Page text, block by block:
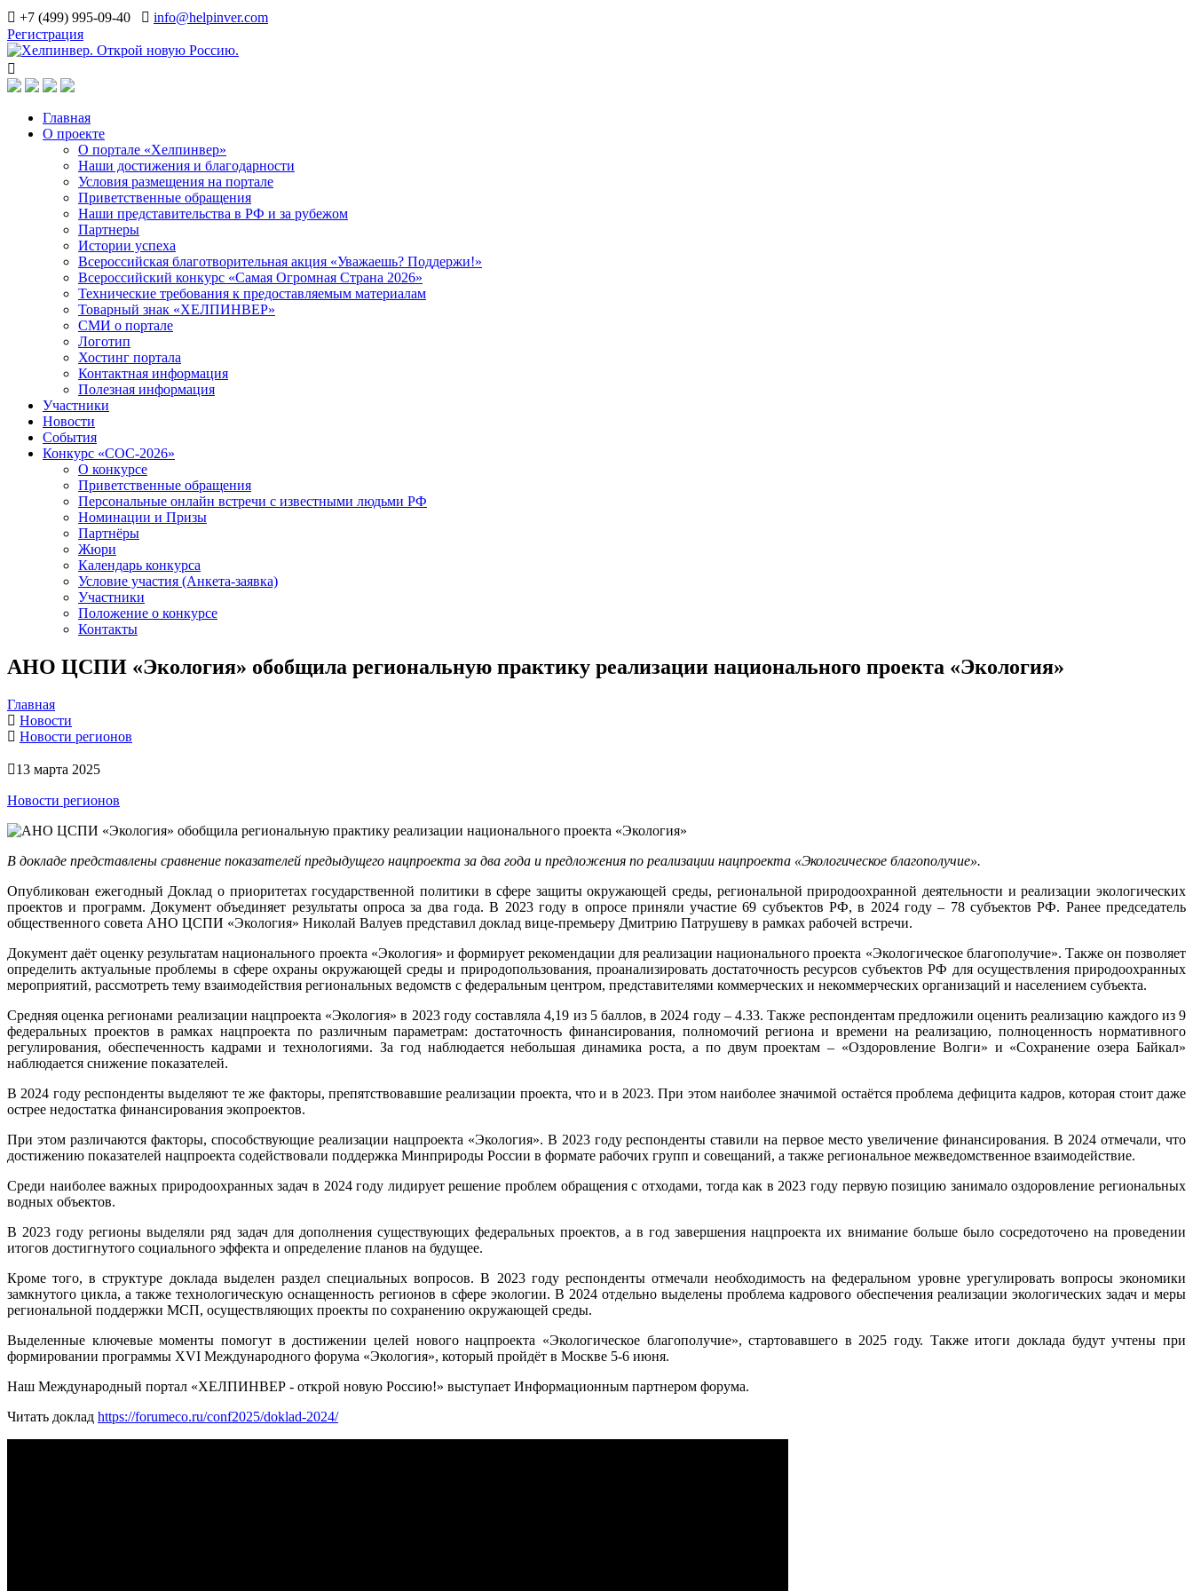
+7 (499) 995-09-40
info@helpinver.com
Регистрация
Главная
О проекте
О портале «Хелпинвер»
Наши достижения и благодарности
Условия размещения на портале
Приветственные обращения
Наши представительства в РФ и за рубежом
Партнеры
Истории успеха
Всероссийская благотворительная акция «Уважаешь? Поддержи!»
Всероссийский конкурс «Самая Огромная Страна 2026»
Технические требования к предоставляемым материалам
Товарный знак «ХЕЛПИНВЕР»
СМИ о портале
Логотип
Хостинг портала
Контактная информация
Полезная информация
Участники
Новости
События
Конкурс «СОС-2026»
О конкурсе
Приветственные обращения
Персональные онлайн встречи с известными людьми РФ
Номинации и Призы
Партнёры
Жюри
Календарь конкурса
Условие участия (Анкета-заявка)
Участники
Положение о конкурсе
Контакты
АНО ЦСПИ «Экология» обобщила региональную практику реализации национального проекта «Экология»
Главная
Новости
Новости регионов
13 марта 2025
Новости регионов
В докладе представлены сравнение показателей предыдущего нацпроекта за два года и предложения по реализации нацпроекта «Экологическое благополучие».
Опубликован ежегодный Доклад о приоритетах государственной политики в сфере защиты окружающей среды, региональной природоохранной деятельности и реализации экологических
проектов и программ. Документ объединяет результаты опроса за два года. В 2023 году в опросе приняли участие 69 субъектов РФ, в 2024 году – 78 субъектов РФ. Ранее председатель
общественного совета АНО ЦСПИ «Экология» Николай Валуев представил доклад вице-премьеру Дмитрию Патрушеву в рамках рабочей встречи.
Документ даёт оценку результатам национального проекта «Экология» и формирует рекомендации для реализации национального проекта «Экологическое благополучие». Также он позволяет
определить актуальные проблемы в сфере охраны окружающей среды и природопользования, проанализировать достаточность ресурсов субъектов РФ для осуществления природоохранных
мероприятий, рассмотреть тему взаимодействия региональных ведомств с федеральным центром, представителями коммерческих и некоммерческих организаций и населением субъекта.
Средняя оценка регионами реализации нацпроекта «Экология» в 2023 году составляла 4,19 из 5 баллов, в 2024 году – 4.33. Также респондентам предложили оценить реализацию каждого из 9
федеральных проектов в рамках нацпроекта по различным параметрам: достаточность финансирования, полномочий региона и времени на реализацию, полноценность нормативного
регулирования, обеспеченность кадрами и технологиями. За год наблюдается небольшая динамика роста, а по двум проектам – «Оздоровление Волги» и «Сохранение озера Байкал»
наблюдается снижение показателей.
В 2024 году респонденты выделяют те же факторы, препятствовавшие реализации проекта, что и в 2023. При этом наиболее значимой остаётся проблема дефицита кадров, которая стоит даже
острее недостатка финансирования экопроектов.
При этом различаются факторы, способствующие реализации нацпроекта «Экология». В 2023 году респонденты ставили на первое место увеличение финансирования. В 2024 отмечали, что
достижению показателей нацпроекта содействовали поддержка Минприроды России в формате рабочих групп и совещаний, а также региональное межведомственное взаимодействие.
Среди наиболее важных природоохранных задач в 2024 году лидирует решение проблем обращения с отходами, тогда как в 2023 году первую позицию занимало оздоровление региональных
водных объектов.
В 2023 году регионы выделяли ряд задач для дополнения существующих федеральных проектов, а в год завершения нацпроекта их внимание больше было сосредоточено на проведении
итогов достигнутого социального эффекта и определение планов на будущее.
Кроме того, в структуре доклада выделен раздел специальных вопросов. В 2023 году респонденты отмечали необходимость на федеральном уровне урегулировать вопросы экономики
замкнутого цикла, а также технологическую оснащенность регионов в сфере экологии. В 2024 отдельно выделены проблема кадрового обеспечения реализации экологических задач и меры
региональной поддержки МСП, осуществляющих проекты по сохранению окружающей среды.
Выделенные ключевые моменты помогут в достижении целей нового нацпроекта «Экологическое благополучие», стартовавшего в 2025 году. Также итоги доклада будут учтены при
формировании программы XVI Международного форума «Экология», который пройдёт в Москве 5-6 июня.
Наш Международный портал «ХЕЛПИНВЕР - открой новую Россию!» выступает Информационным партнером форума.
Читать доклад https://forumeco.ru/conf2025/doklad-2024/